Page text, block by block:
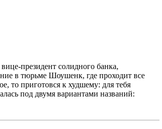
президент солидного банка,
в тюрьме Шоушенк, где проходит все
то приготовся к худшему: для тебя
под двумя вариантами названий: